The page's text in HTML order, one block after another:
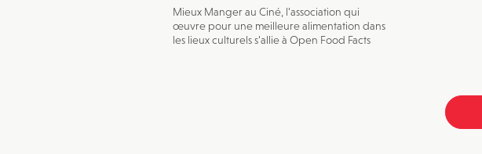
Mieux Manger au Ciné, l’association qui
œuvre pour une meilleure alimentation dans
les lieux culturels s’allie à Open Food Facts